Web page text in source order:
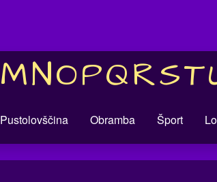
MNOPQRST
Pustolovščina Obramba Šport